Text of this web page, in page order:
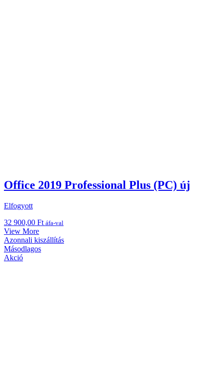
Office 2019 Professional Plus (PC) új
Elfogyott
32 900,00 Ft áfa-val
View More
Azonnali kiszállítás
Másodlagos
Akció